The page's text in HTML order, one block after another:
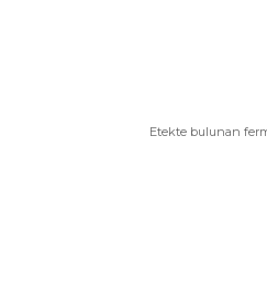
Etekte bulunan